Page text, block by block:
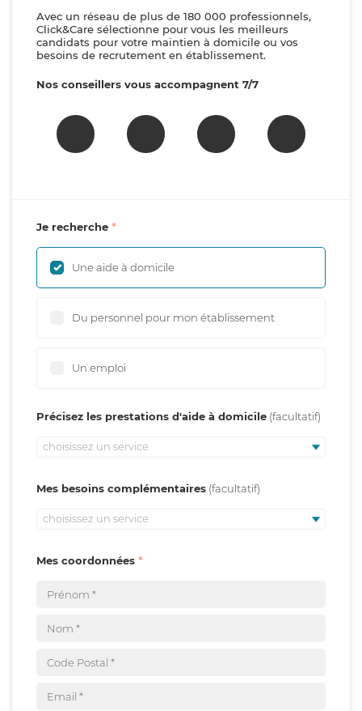
Avec un réseau de plus de 180 000 professionnels,
Click&Care sélectionne pour vous les meilleurs
candidats pour votre maintien à domicile ou vos
besoins de recrutement en établissement.
Nos conseillers vous accompagnent 7/7
Je recherche
Une aide à domicile
Du personnel pour mon établissement
Un emploi
Précisez les prestations d'aide à domicile
choisissez un service
Mes besoins complémentaires
choisissez un service
Mes coordonnées